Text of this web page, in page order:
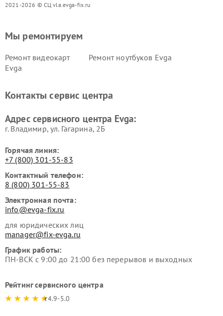
2021-2026 © СЦ vla.evga-fix.ru
Мы ремонтируем
Ремонт видеокарт
Evga
Ремонт ноутбуков Evga
Контакты сервис центра
Адрес сервисного центра Evga:
г. Владимир, ул. Гагарина, 2Б
Горячая линия:
+7 (800) 301-55-83
Контактный телефон:
8 (800) 301-55-83
Электронная почта:
info@evga-fix.ru
для юридических лиц
manager@fix-evga.ru
График работы:
ПН-ВСК с 9:00 до 21:00 без перерывов и выходных
Рейтинг сервисного центра
4.9-5.0